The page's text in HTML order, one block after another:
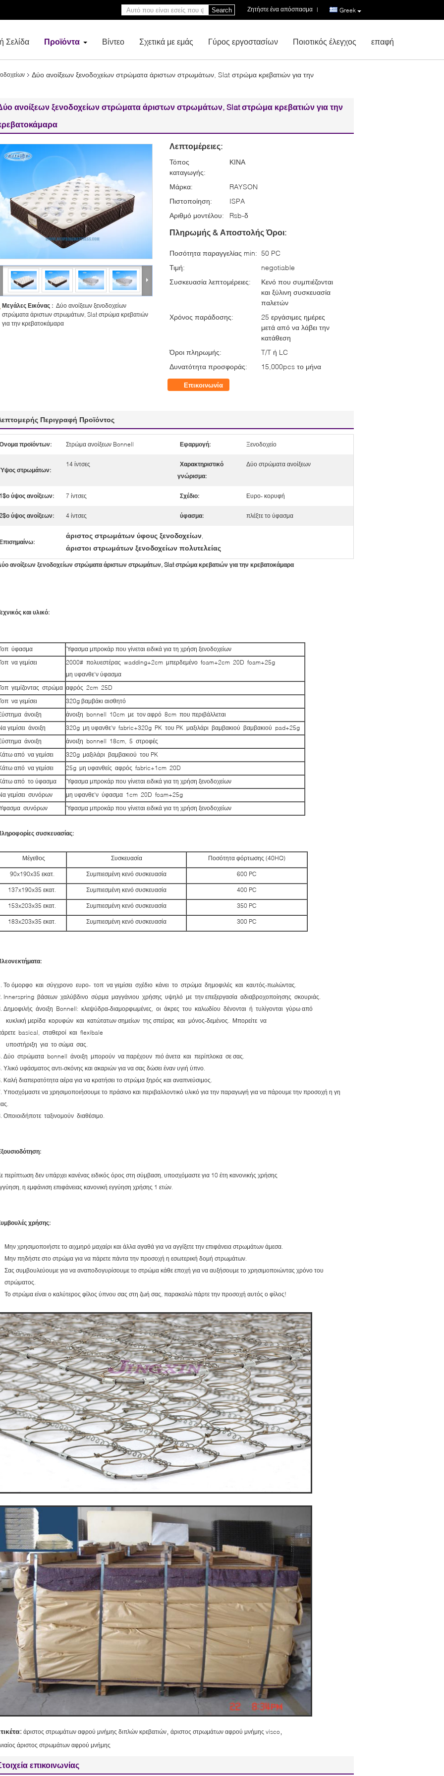
Greek
Ζητήστε ένα απόσπασμα |
Search
Σελίδα Προϊόντα Βίντεο Σχετικά με εμάς Γύρος εργοστασίων Ποιοτικός έλεγχος επαφή
Δύο ανοίξεων ξενοδοχείων στρώματα άριστων στρωμάτων, Slat στρώμα κρεβατιών για την
ανοίξεων ξενοδοχείων στρώματα άριστων στρωμάτων, Slat στρώμα κρεβατιών για την
Μεγάλες Εικόνας : Δύο ανοίξεων ξενοδοχείων
στρώματα άριστων στρωμάτων, Slat στρώμα κρεβατιών
για την κρεβατοκάμαρα
Λεπτομέρειες:
Τόπος
καταγωγής:
ΚΙΝΑ
Μάρκα:
RAYSON
Πιστοποίηση:
ISPA
Αριθμό μοντέλου:
Rsb-δ
Πληρωμής & Αποστολής Όροι:
Ποσότητα παραγγελίας min: 50 PC
Τιμή:
negotiable
Συσκευασία λεπτομέρειες:
Κενό που συμπιέζονται
και ξύλινη συσκευασία
παλετών
Χρόνος παράδοσης:
25 εργάσιμες ημέρες
μετά από να λάβει την
κατάθεση
Όροι πληρωμής:
T/T ή LC
Δυνατότητα προσφοράς:
15,000pcs το μήνα
Επικοινωνία
Περιγραφή Προϊόντος
προϊόντων: Στρώμα ανοίξεων Bonnell Εφαρμογή: Ξενοδοχείο
στρωμάτων:
14 ίντσες
Χαρακτηριστικό
γνώρισμα:
Δύο στρώματα ανοίξεων
1$ο ύψος ανοίξεων: 7 ίντσες Σχέδιο: Ευρο- κορυφή
ύψος ανοίξεων: 4 ίντσες ύφασμα: πλέξτε το ύφασμα
άριστος στρωμάτων ύφους ξενοδοχείων,
άριστοι στρωμάτων ξενοδοχείων πολυτελείας
ανοίξεων ξενοδοχείων στρώματα άριστων στρωμάτων, Slat στρώμα κρεβατιών για την κρεβατοκάμαρα
και υλικό:
ύφασμα
Ύφασμα μπροκάρ που γίνεται ειδικά για τη χρήση ξενοδοχείων
να γεμίσει
2000# πολυεστέρας wadding+2cm μπερδεμένο foam+2cm 20D foam+25g
μη υφανθε'ν ύφασμα
γεμίζοντας στρώμα αφρός 2cm 25D
να γεμίσει
320g βαμβάκι αισθητό
άνοιξη
άνοιξη bonnell 10cm με τον αφρό 8cm που περιβάλλεται
γεμίσει άνοιξη
320g μη υφανθε'ν fabric+320g PK του PK μαξιλάρι βαμβακιού βαμβακιού pad+25g
άνοιξη
άνοιξη bonnell 18cm, 5 στροφές
από να γεμίσει
320g μαξιλάρι βαμβακιού του PK
από να γεμίσει
25g μη υφανθείς αφρός fabric+1cm 20D
από το ύφασμα
Ύφασμα μπροκάρ που γίνεται ειδικά για τη χρήση ξενοδοχείων
γεμίσει συνόρων
μη υφανθε'ν ύφασμα 1cm 20D foam+25g
συνόρων
Ύφασμα μπροκάρ που γίνεται ειδικά για τη χρήση ξενοδοχείων
συσκευασίας:
Μέγεθος Συσκευασία Ποσότητα φόρτωσης (40HQ)
90x190x35 εκατ. Συμπιεσμένη κενό συσκευασία 600 PC
137x190x35 εκατ. Συμπιεσμένη κενό συσκευασία 400 PC
153x203x35 εκατ. Συμπιεσμένη κενό συσκευασία 350 PC
183x203x35 εκατ. Συμπιεσμένη κενό συσκευασία 300 PC
Το όμορφο και σύγχρονο ευρο- τοπ να γεμίσει σχέδιο κάνει το στρώμα δημοφιλές και καυτός-πωλώντας.
Innerspring βάσεων χαλύβδινο σύρμα μαγγάνιου χρήσης υψηλό με την επεξεργασία αδιαβροχοποίησης σκουριάς.
Δημοφιλής άνοιξη Bonnell: κλεψύδρα-διαμορφωμένες, οι άκρες του καλωδίου δένονται ή τυλίγονται γύρω από
κυκλική μερίδα κορυφών και κατώτατων σημείων της σπείρας και μόνος-δεμένος. Μπορείτε να
basical, σταθεροί και flexibale
υποστήριξη για το σώμα σας.
Δύο στρώματα bonnell άνοιξη μπορούν να παρέχουν πιό άνετα και περίπλοκα σε σας.
Υλικό υφάσματος αντι-σκόνης και ακαριών για να σας δώσει έναν υγιή ύπνο.
Καλή διαπερατότητα αέρα για να κρατήσει το στρώμα ξηρός και αναπνεύσιμος.
Υποσχόμαστε να χρησιμοποιήσουμε το πράσινο και περιβαλλοντικό υλικό για την παραγωγή για να πάρουμε την προσοχή η γη
Οποιοιδήποτε ταξινομούν διαθέσιμο.
περίπτωση δεν υπάρχει κανένας ειδικός όρος στη σύμβαση, υποσχόμαστε για 10 έτη κανονικής χρήσης
η εμφάνιση επιφάνειας κανονική εγγύηση χρήσης 1 ετών.
χρήσης:
Μην χρησιμοποιήστε το αιχμηρό μαχαίρι και άλλα αγαθά για να αγγίξετε την επιφάνεια στρωμάτων άμεσα.
Μην πηδήστε στο στρώμα για να πάρετε πάντα την προσοχή η εσωτερική δομή στρωμάτων.
Σας συμβουλεύουμε για να αναποδογυρίσουμε το στρώμα κάθε εποχή για να αυξήσουμε το χρησιμοποιώντας χρόνο του
στρώματος.
Το στρώμα είναι ο καλύτερος φίλος ύπνου σας στη ζωή σας, παρακαλώ πάρτε την προσοχή αυτός ο φίλος!
άριστος στρωμάτων αφρού μνήμης διπλών κρεβατιών άριστος στρωμάτων αφρού μνήμης visco
άριστος στρωμάτων αφρού μνήμης
επικοινωνίας